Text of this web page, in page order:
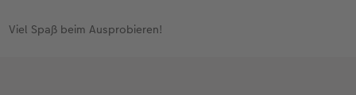
Viel Spaß beim Ausprobieren!